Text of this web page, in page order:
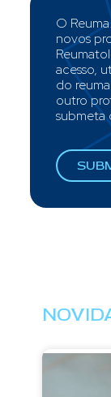
O
novos
acesso,
do
outro
submeta